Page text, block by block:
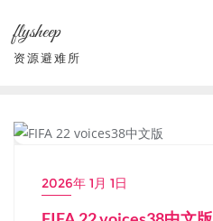
content
flysheep
资源避难所
2026年 1月 1日